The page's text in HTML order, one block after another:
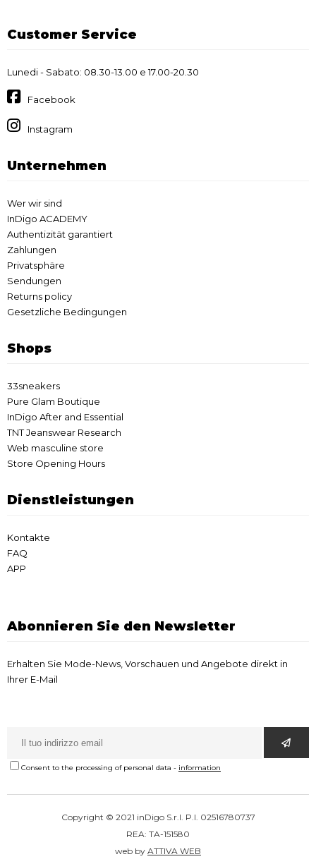
Customer Service
Lunedi - Sabato: 08.30-13.00 e 17.00-20.30
Facebook
Instagram
Unternehmen
Wer wir sind
InDigo ACADEMY
Authentizität garantiert
Zahlungen
Privatsphäre
Sendungen
Returns policy
Gesetzliche Bedingungen
Shops
33sneakers
Pure Glam Boutique
InDigo After and Essential
TNT Jeanswear Research
Web masculine store
Store Opening Hours
Dienstleistungen
Kontakte
FAQ
APP
Abonnieren Sie den Newsletter
Erhalten Sie Mode-News, Vorschauen und Angebote direkt in
Ihrer E-Mail
Consent to the processing of personal data - information
Copyright © 2021 inDigo S.r.l. P.I. 02516780737
REA: TA-151580
web by ATTIVA WEB